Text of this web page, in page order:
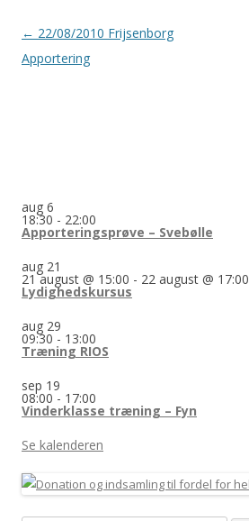
Indlægsnavigation
← 22/08/2010 Frijsenborg
Apportering
aug 6
18:30 - 22:00
Apporteringsprøve – Svebølle
aug 21
21 august @ 15:00 - 22 august @ 17:00
Lydighedskursus
aug 29
09:30 - 13:00
Træning RIOS
sep 19
08:00 - 17:00
Vinderklasse træning – Fyn
Se kalenderen